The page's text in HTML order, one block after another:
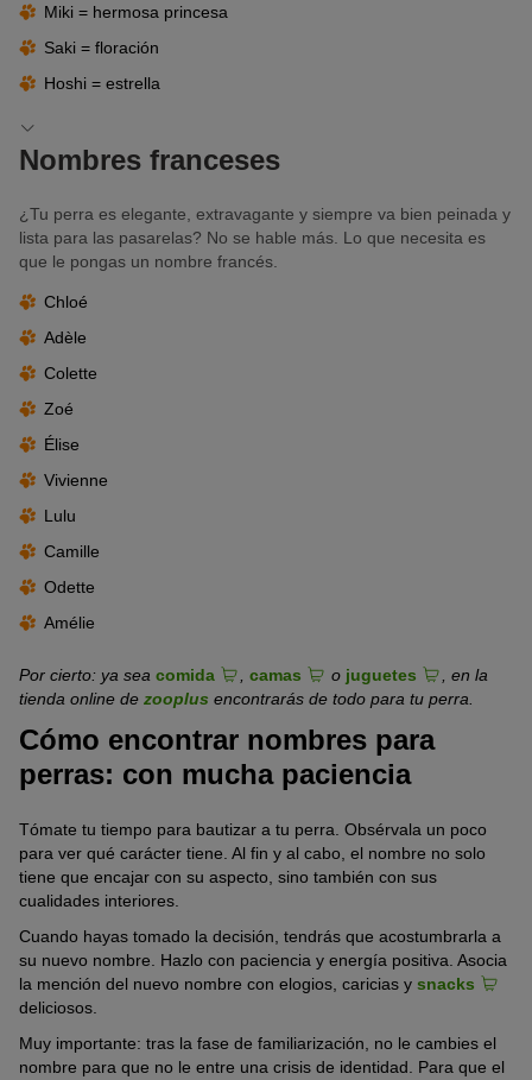
Miki = hermosa princesa
Saki = floración
Hoshi = estrella
Nombres franceses
¿Tu perra es elegante, extravagante y siempre va bien peinada y
lista para las pasarelas? No se hable más. Lo que necesita es
que le pongas un nombre francés.
Chloé
Adèle
Colette
Zoé
Élise
Vivienne
Lulu
Camille
Odette
Amélie
Por cierto: ya sea comida , camas o juguetes
, en la
tienda online de zooplus encontrarás de todo para tu perra.
Cómo encontrar nombres para
perras: con mucha paciencia
Tómate tu tiempo para bautizar a tu perra. Obsérvala un poco
para ver qué carácter tiene. Al fin y al cabo, el nombre no solo
tiene que encajar con su aspecto, sino también con sus
cualidades interiores.
Cuando hayas tomado la decisión, tendrás que acostumbrarla a
su nuevo nombre. Hazlo con paciencia y energía positiva. Asocia
la mención del nuevo nombre con elogios, caricias y snacks
deliciosos.
Muy importante: tras la fase de familiarización, no le cambies el
nombre para que no le entre una crisis de identidad. Para que el